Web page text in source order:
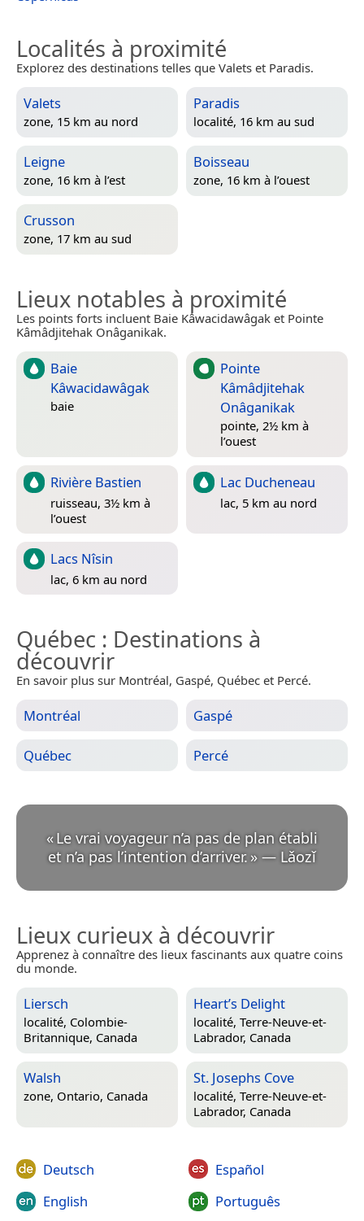
Localités à proximité
Explorez des destinations telles que Valets et Paradis.
Valets
zone, 15 km au nord
Paradis
localité, 16 km au sud
Leigne
zone, 16 km à l’est
Boisseau
zone, 16 km à l’ouest
Crusson
zone, 17 km au sud
Lieux notables à proximité
Les points forts incluent Baie Kâwacidawâgak et Pointe
Kâmâdjitehak Onâganikak.
Baie
Kâwacidawâgak
baie
Pointe
Kâmâdjitehak
Onâganikak
pointe, 2½ km à
l’ouest
Rivière Bastien
ruisseau, 3½ km à
l’ouest
Lac Ducheneau
lac, 5 km au nord
Lacs Nîsin
lac, 6 km au nord
Québec : Destinations à
découvrir
En savoir plus sur Montréal, Gaspé, Québec et Percé.
Montréal Gaspé
Québec Percé
«Le vrai voyageur n’a pas de plan établi
et n’a pas l’intention d’arriver. » — Lǎozǐ
Lieux curieux à découvrir
Apprenez à connaître des lieux fascinants aux quatre coins
du monde.
Liersch
localité, Colombie-
Britannique, Canada
Heart’s Delight
localité, Terre-Neuve-et-
Labrador, Canada
Walsh
zone, Ontario, Canada
St. Josephs Cove
localité, Terre-Neuve-et-
Labrador, Canada
Deutsch
English
Español
Português